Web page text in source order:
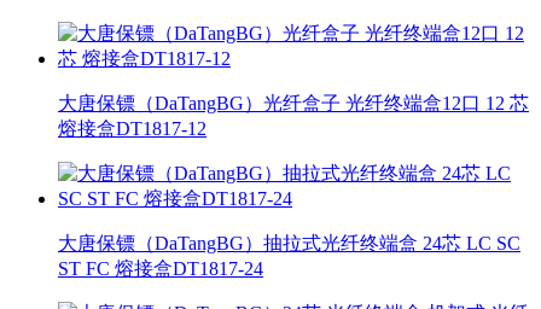
大唐保镖（DaTangBG）光纤盒子 光纤终端盒12口 12 芯
熔接盒DT1817-12
大唐保镖（DaTangBG）抽拉式光纤终端盒 24芯 LC SC
ST FC 熔接盒DT1817-24